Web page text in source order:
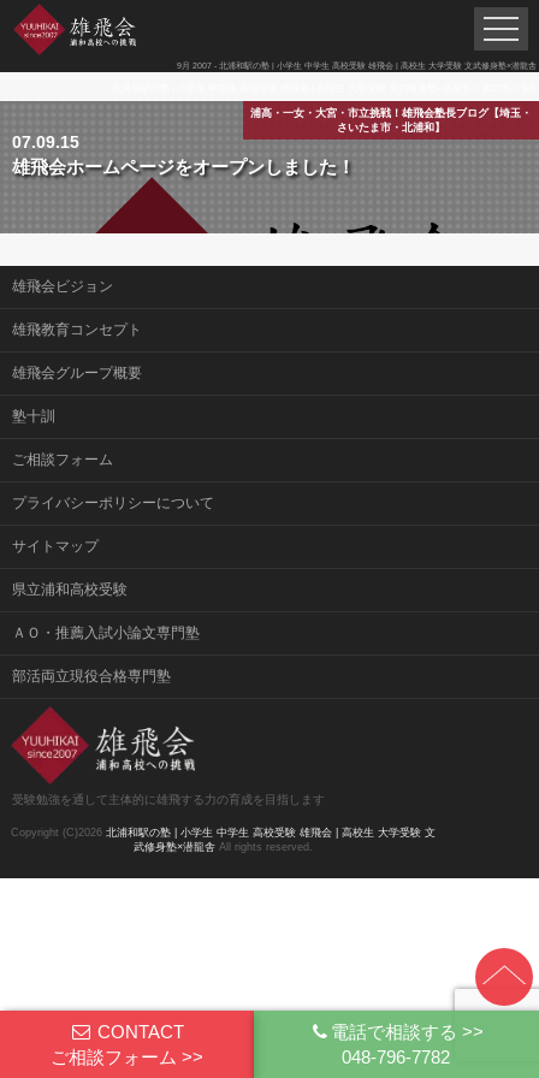
9月 2007 - 北浦和駅の塾 | 小学生 中学生 高校受験 雄飛会 | 高校生 大学受験 文武修身塾×潜龍舎
CONTACT
ご相談フォーム >>
電話で相談する >>
048-796-7782
浦高・一女・大宮・市立挑戦！雄飛会塾長ブログ【埼玉・
さいたま市・北浦和】
07.09.15
雄飛会ホームページをオープンしました！
雄飛会ビジョン
雄飛教育コンセプト
雄飛会グループ概要
塾十訓
ご相談フォーム
プライバシーポリシーについて
サイトマップ
県立浦和高校受験
ＡＯ・推薦入試小論文専門塾
部活両立現役合格専門塾
受験勉強を通して主体的に雄飛する力の育成を目指します
Copyright (C)2026北浦和駅の塾 | 小学生 中学生 高校受験 雄飛会 | 高校生 大学受験 文
武修身塾×潜龍舎 All rights reserved.